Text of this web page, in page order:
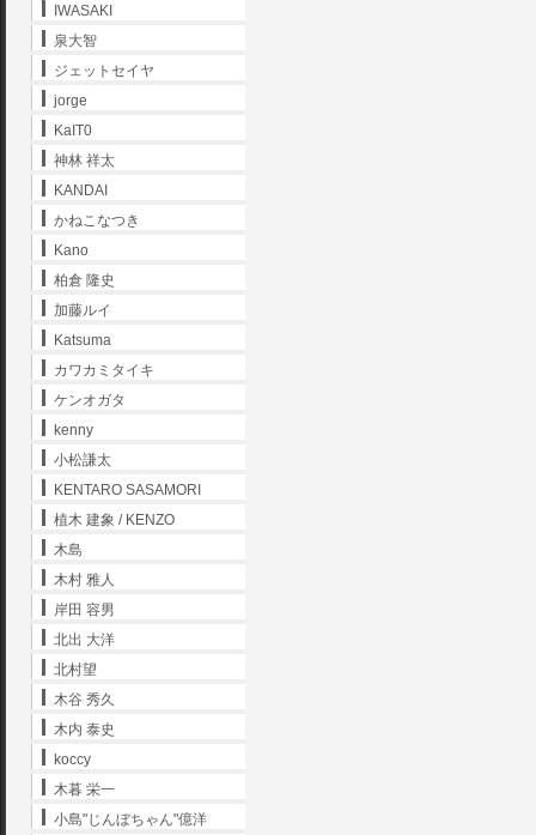
IWASAKI
泉大智
ジェットセイヤ
jorge
KaIT0
神林 祥太
KANDAI
かねこなつき
Kano
柏倉 隆史
加藤ルイ
Katsuma
カワカミタイキ
ケンオガタ
kenny
小松謙太
KENTARO SASAMORI
植木 建象 / KENZO
木島
木村 雅人
岸田 容男
北出 大洋
北村望
木谷 秀久
木内 泰史
koccy
木暮 栄一
小島"じんぼちゃん"億洋